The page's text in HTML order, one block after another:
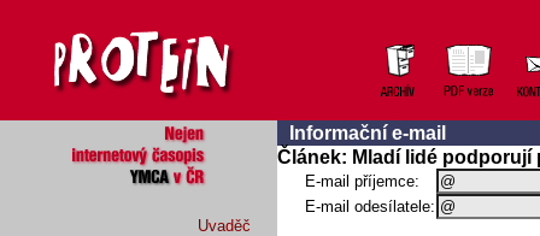
Uvaděč
Informační e-mail
Článek: Mladí lidé
E-mail příjemce:
E-mail odesílatele: